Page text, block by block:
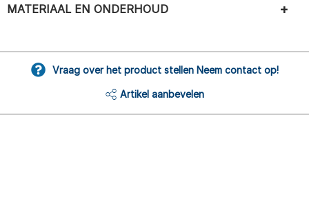
MATERIAAL EN ONDERHOUD
Vraag over het product stellen Neem contact op!
Artikel aanbevelen